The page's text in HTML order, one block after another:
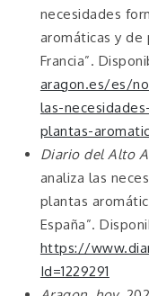
necesidades
aromáticas y de
Francia”.
aragon.es/es/
las-
plantas-
Diario del Alto
analiza las
plantas
España”.
https://
Id=1229291